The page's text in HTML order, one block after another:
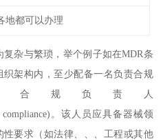
地都可以办理
杂与繁琐，举个例子如在MDR条
架构内，至少配备一名负责合规
合规负责人
compliance)。该人员应具备器械领
要求（如法律、、、工程或其他